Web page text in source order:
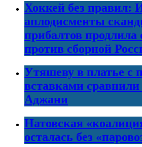
Хоккей без
аплодисменты
прибалтов продлила
против сборной
Утяшеву в платье с
вставками сравнили
Аджани
Натовская
осталась без